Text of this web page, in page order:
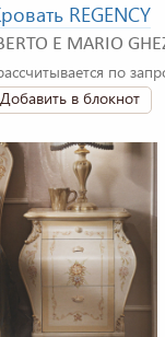
REGENCY
E MARIO
по
Добавить в блокнот